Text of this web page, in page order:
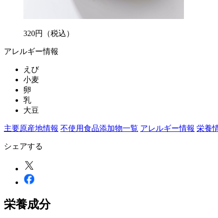
320円 （税込）
アレルギー情報
えび
小麦
卵
乳
大豆
主要原産地情報 不使用食品添加物一覧 アレルギー情報 栄養
シェアする
栄養成分